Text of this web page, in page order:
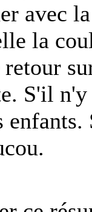
avec
la
retour
S'il